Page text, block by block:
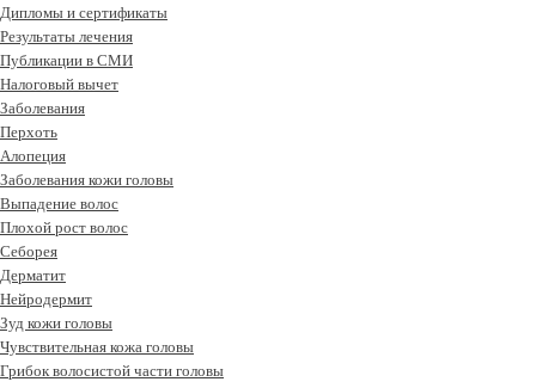
Дипломы и сертификаты
Результаты лечения
Публикации в СМИ
Налоговый вычет
Заболевания
Перхоть
Алопеция
Заболевания кожи головы
Выпадение волос
Плохой рост волос
Cеборея
Дерматит
Нейродермит
Зуд кожи головы
Чувствительная кожа головы
Грибок волосистой части головы